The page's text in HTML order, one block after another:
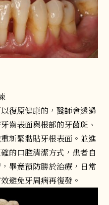
復原健康的，醫師會透過
齒表面與根部的牙菌斑、
新緊黏貼牙根表面。並進
的口腔清潔方式，患者自
畢竟預防勝於治療，日常
避免牙周病再復發。